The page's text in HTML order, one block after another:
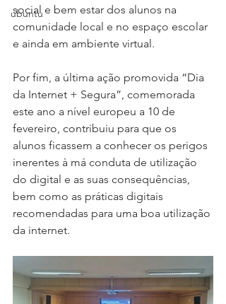
ubuntu
social e bem estar dos alunos na
comunidade local e no espaço escolar
e ainda em ambiente virtual.
Por fim, a última ação promovida “Dia
da Internet + Segura”, comemorada
este ano a nível europeu a 10 de
fevereiro, contribuiu para que os
alunos ficassem a conhecer os perigos
inerentes à má conduta de utilização
do digital e as suas consequências,
bem como as práticas digitais
recomendadas para uma boa utilização
da internet.